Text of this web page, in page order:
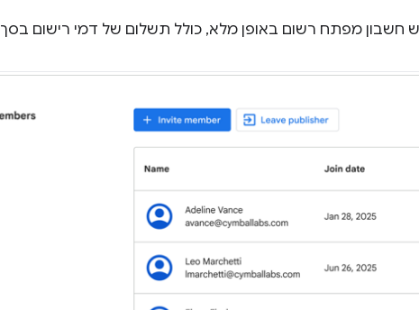
חשבון מפתח רשום באופן מלא, כולל תשלום של דמי רישום בסך 5$.